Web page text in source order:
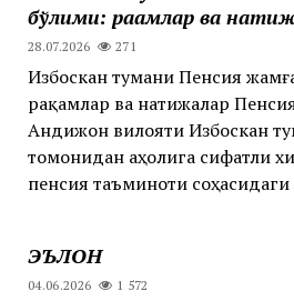
бўлими: рақамлар ва
28.07.2026 271
Избоскан тумани Пенсия
рақамлар ва натижалар
Андижон вилояти Избоскан
томонидан аҳолига сифатли
пенсия таъминоти
ЭЪЛОН
04.06.2026 1 572